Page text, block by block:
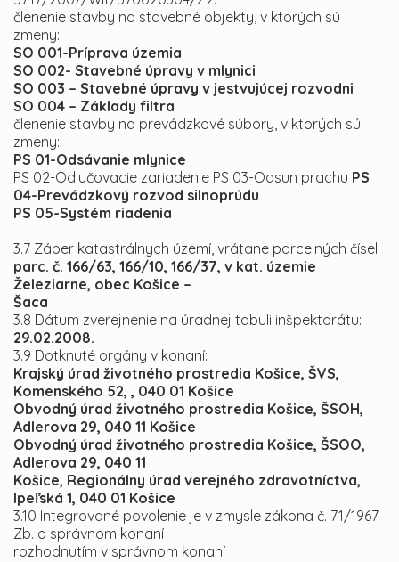
členenie stavby na stavebné objekty, v ktorých sú
zmeny:
SO 001-Príprava územia
SO 002- Stavebné úpravy v mlynici
SO 003 – Stavebné úpravy v jestvujúcej rozvodni
SO 004 – Základy filtra
členenie stavby na prevádzkové súbory, v ktorých sú
zmeny:
PS 01-Odsávanie mlynice
PS 02-Odlučovacie zariadenie PS 03-Odsun prachu PS
04-Prevádzkový rozvod silnoprúdu
PS 05-Systém riadenia
3.7 Záber katastrálnych území, vrátane parcelných čísel:
parc. č. 166/63, 166/10, 166/37, v kat. územie
Železiarne, obec Košice –
Šaca
3.8 Dátum zverejnenie na úradnej tabuli inšpektorátu:
29.02.2008.
3.9 Dotknuté orgány v konaní:
Krajský úrad životného prostredia Košice, ŠVS,
Komenského 52, , 040 01 Košice
Obvodný úrad životného prostredia Košice, ŠSOH,
Adlerova 29, 040 11 Košice
Obvodný úrad životného prostredia Košice, ŠSOO,
Adlerova 29, 040 11
Košice, Regionálny úrad verejného zdravotníctva,
Ipeľská 1, 040 01 Košice
3.10 Integrované povolenie je v zmysle zákona č. 71/1967
Zb. o správnom konaní
rozhodnutím v správnom konaní